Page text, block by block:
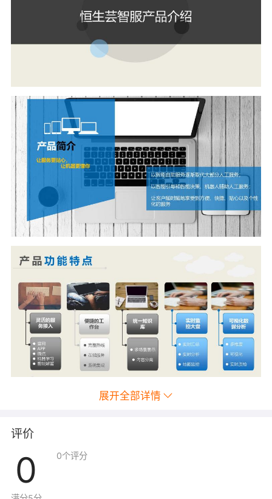
展开全部详情
评价
0 0个评分